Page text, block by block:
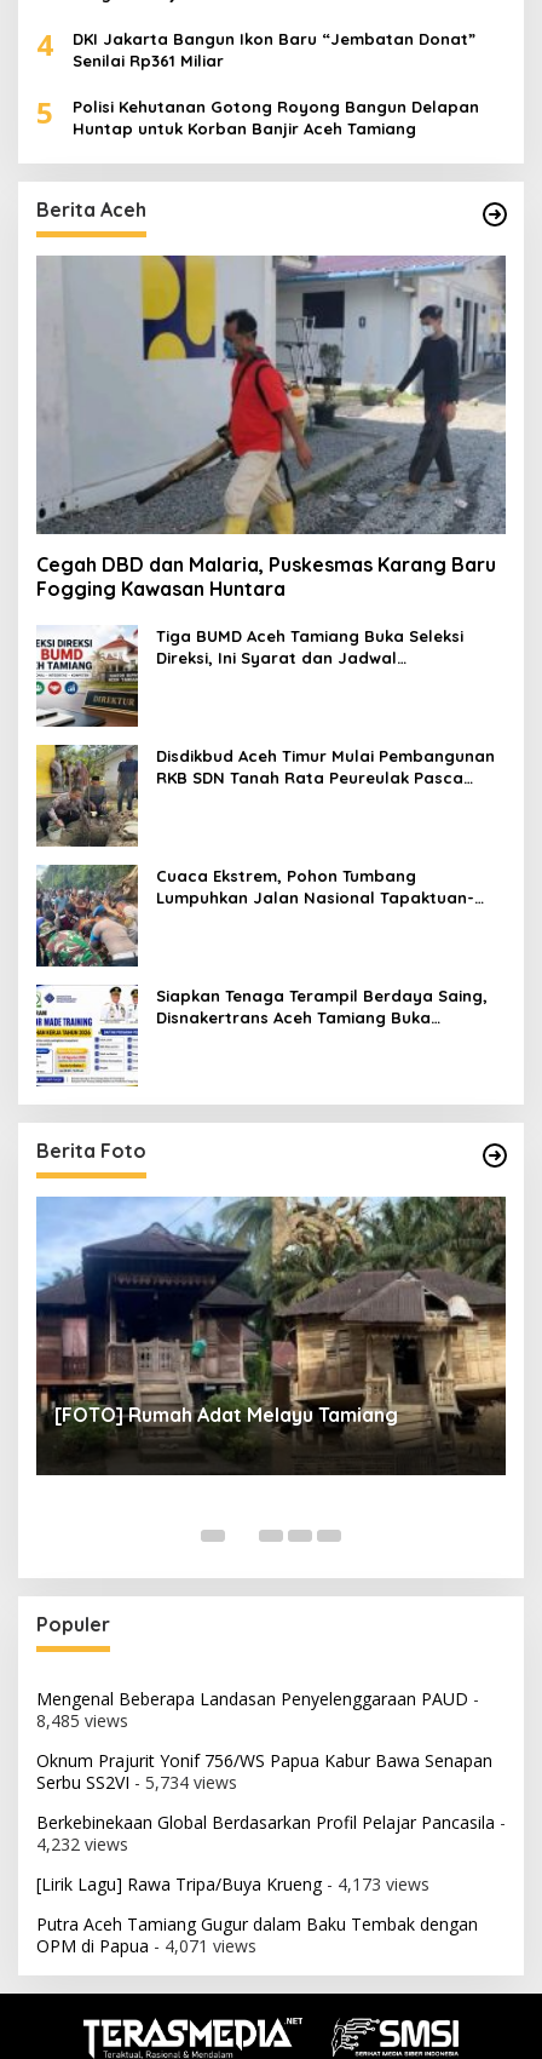
4
DKI Jakarta Bangun Ikon Baru “Jembatan Donat”
Senilai Rp361 Miliar
5
Polisi Kehutanan Gotong Royong Bangun Delapan
Huntap untuk Korban Banjir Aceh Tamiang
Berita Aceh
Cegah DBD dan Malaria, Puskesmas Karang Baru
Fogging Kawasan Huntara
Tiga BUMD Aceh Tamiang Buka Seleksi
Direksi, Ini Syarat dan Jadwal
Disdikbud Aceh Timur Mulai Pembangunan
RKB SDN Tanah Rata Peureulak Pasca
Cuaca Ekstrem, Pohon Tumbang
Lumpuhkan Jalan Nasional Tapaktuan-
Siapkan Tenaga Terampil Berdaya Saing,
Disnakertrans Aceh Tamiang Buka
Berita Foto
[FOTO] Rumah Adat Melayu Tamiang
Populer
Mengenal Beberapa Landasan Penyelenggaraan PAUD -
8,485 views
Oknum Prajurit Yonif 756/WS Papua Kabur Bawa Senapan
Serbu SS2VI - 5,734 views
Berkebinekaan Global Berdasarkan Profil Pelajar Pancasila -
4,232 views
[Lirik Lagu] Rawa Tripa/Buya Krueng- 4,173 views
Putra Aceh Tamiang Gugur dalam Baku Tembak dengan
OPM di Papua - 4,071 views